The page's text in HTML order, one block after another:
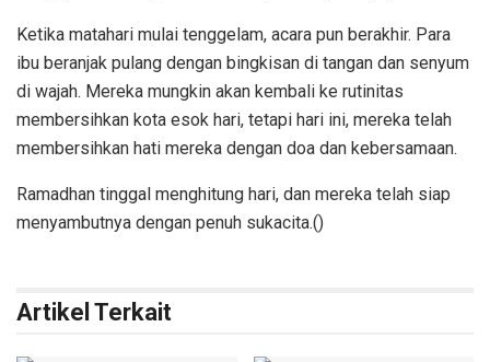
Ketika matahari mulai tenggelam, acara pun berakhir. Para
ibu beranjak pulang dengan bingkisan di tangan dan senyum
di wajah. Mereka mungkin akan kembali ke rutinitas
membersihkan kota esok hari, tetapi hari ini, mereka telah
membersihkan hati mereka dengan doa dan kebersamaan.
Ramadhan tinggal menghitung hari, dan mereka telah siap
menyambutnya dengan penuh sukacita.()
Artikel Terkait